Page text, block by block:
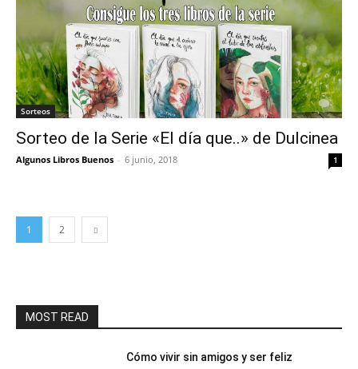
Sorteos
Sorteo de la Serie «El día que..» de Dulcinea
Algunos Libros Buenos - 6 junio, 2018 1
1 2
MOST READ
Cómo vivir sin amigos y ser feliz